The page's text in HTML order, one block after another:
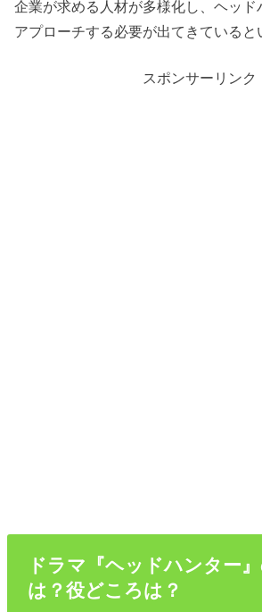
企業が求める人材が多様化し、ヘッド
アプローチする必要が出てきていると
スポンサーリンク
ドラマ『ヘッドハンター
は？役どころは？